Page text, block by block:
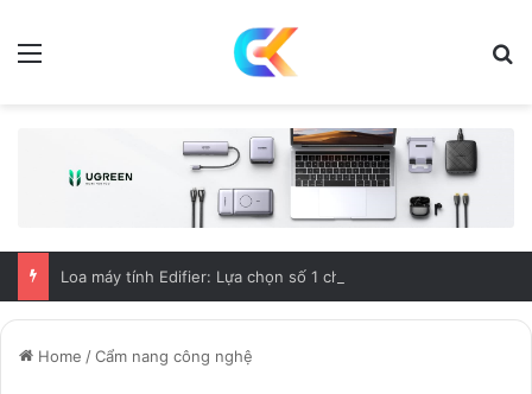
Loa máy tính Edifier: Lựa chọn số 1 cho giải trí năm 2025
Home /Cẩm nang công nghệ